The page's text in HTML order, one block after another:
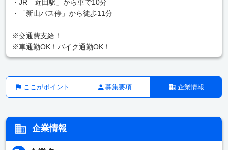
・JR「近田駅」から車で10分
・「新山バス停」から徒歩11分
※交通費支給！
※車通勤OK！バイク通勤OK！
ここがポイント 募集要項 企業情報
企業情報